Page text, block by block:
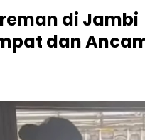
di Jambi
dan